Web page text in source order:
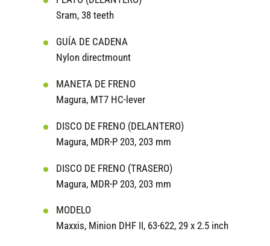
Sram, 38 teeth
GUÍA DE CADENA
Nylon directmount
MANETA DE FRENO
Magura, MT7 HC-lever
DISCO DE FRENO (DELANTERO)
Magura, MDR-P 203, 203 mm
DISCO DE FRENO (TRASERO)
Magura, MDR-P 203, 203 mm
MODELO
Maxxis, Minion DHF II, 63-622, 29 x 2.5 inch